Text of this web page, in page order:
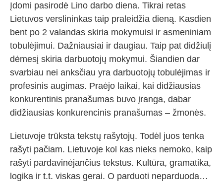
Įdomi pasirodė Lino darbo diena. Tikrai retas
Lietuvos verslininkas taip praleidžia dieną. Kasdien
bent po 2 valandas skiria mokymuisi ir asmeniniam
tobulėjimui. Dažniausiai ir daugiau. Taip pat didžiulį
dėmesį skiria darbuotojų mokymui. Šiandien dar
svarbiau nei anksčiau yra darbuotojų tobulėjimas ir
profesinis augimas. Praėjo laikai, kai didžiausias
konkurentinis pranašumas buvo įranga, dabar
didžiausias konkurencinis pranašumas – žmonės.
Lietuvoje trūksta tekstų rašytojų. Todėl juos tenka
rašyti pačiam. Lietuvoje kol kas nieks nemoko, kaip
rašyti pardavinėjančius tekstus. Kultūra, gramatika,
logika ir t.t. viskas gerai. O parduoti neparduoda…